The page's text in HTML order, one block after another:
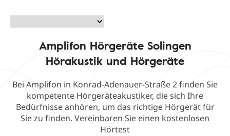
Amplifon Hörgeräte Solingen
Hörakustik und Hörgeräte
Bei Amplifon in Konrad-Adenauer-Straße 2 finden Sie
kompetente Hörgeräteakustiker, die sich Ihre
Bedürfnisse anhören, um das richtige Hörgerät für
Sie zu finden. Vereinbaren Sie einen kostenlosen
Hörtest